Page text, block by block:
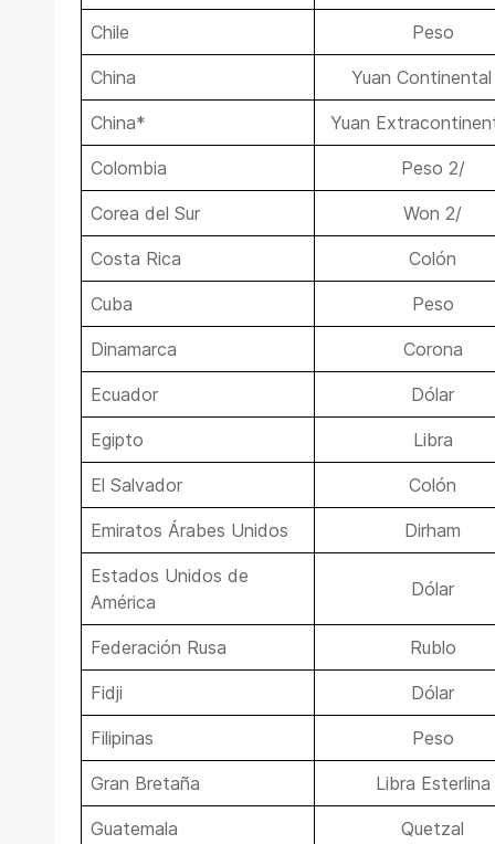
Chile Peso
China Yuan
China* Yuan
Colombia Peso 2/
Corea del Sur Won 2/
Costa Rica Colón
Cuba Peso
Dinamarca Corona
Ecuador Dólar
Egipto Libra
El Salvador Colón
Emiratos Árabes Unidos Dirham
Estados Unidos de
América
Dólar
Federación Rusa Rublo
Fidji Dólar
Filipinas Peso
Gran Bretaña Libra Esterlina
Guatemala Quetzal